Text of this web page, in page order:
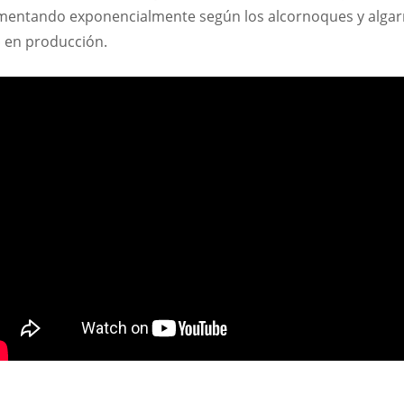
exponencialmente según los alcornoques y
producción.